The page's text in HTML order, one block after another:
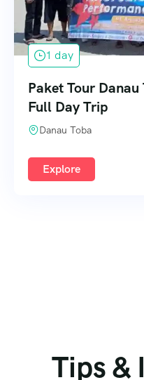
1 day
Paket Tour Danau
Full Day Trip
Danau Toba
Explore
Tips &